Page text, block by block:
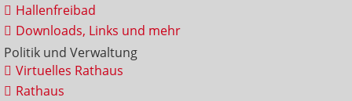
Hallenfreibad
Downloads, Links und mehr
Politik und Verwaltung
Virtuelles Rathaus
Rathaus